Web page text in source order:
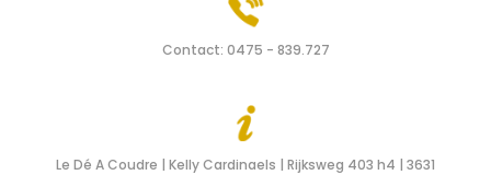
Contact: 0475 - 839.727
Le Dé A Coudre | Kelly Cardinaels | Rijksweg 403 h4 | 3631